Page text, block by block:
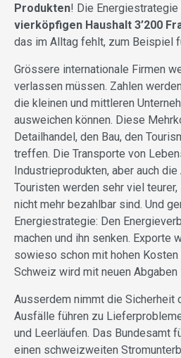
Produkten! Die
vierköpfigen Haushalt 3’200
das im Alltag fehlt, zum Beispiel
Grössere internationale Firmen
verlassen müssen. Zahlen
die kleinen und mittleren
ausweichen können. Diese
Detailhandel, den Bau, den
treffen. Die Transporte von
Industrieprodukten, aber auch
Touristen werden sehr viel
nicht mehr bezahlbar sind. Und
Energiestrategie: Den
machen und ihn senken. Exporte
sowieso schon mit hohen
Schweiz wird mit neuen
Ausserdem nimmt die Sicherheit
Ausfälle führen zu
und Leerläufen. Das Bundesamt
einen schweizweiten